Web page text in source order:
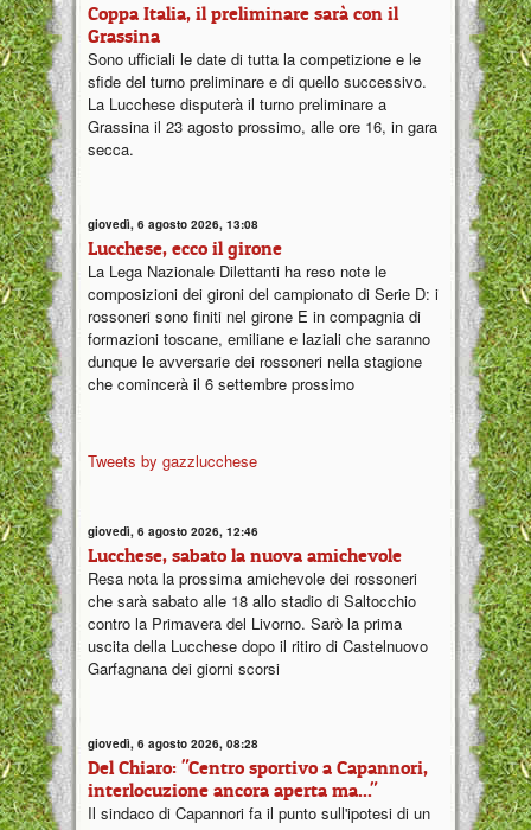
Coppa Italia, il preliminare sarà con il
Grassina
Sono ufficiali le date di tutta la competizione e le
sfide del turno preliminare e di quello successivo.
La Lucchese disputerà il turno preliminare a
Grassina il 23 agosto prossimo, alle ore 16, in gara
secca.
giovedì, 6 agosto 2026, 13:08
Lucchese, ecco il girone
La Lega Nazionale Dilettanti ha reso note le
composizioni dei gironi del campionato di Serie D: i
rossoneri sono finiti nel girone E in compagnia di
formazioni toscane, emiliane e laziali che saranno
dunque le avversarie dei rossoneri nella stagione
che comincerà il 6 settembre prossimo
Tweets by gazzlucchese
giovedì, 6 agosto 2026, 12:46
Lucchese, sabato la nuova amichevole
Resa nota la prossima amichevole dei rossoneri
che sarà sabato alle 18 allo stadio di Saltocchio
contro la Primavera del Livorno. Sarò la prima
uscita della Lucchese dopo il ritiro di Castelnuovo
Garfagnana dei giorni scorsi
giovedì, 6 agosto 2026, 08:28
Del Chiaro: "Centro sportivo a Capannori,
interlocuzione ancora aperta ma..."
Il sindaco di Capannori fa il punto sull'ipotesi di un